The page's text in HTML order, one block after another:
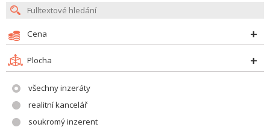
Cena
Plocha
všechny inzeráty
realitní kancelář
soukromý inzerent